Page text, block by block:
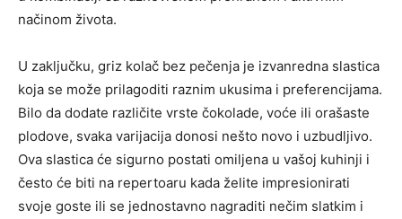
načinom života.
U zaključku, griz kolač bez pečenja je izvanredna slastica
koja se može prilagoditi raznim ukusima i preferencijama.
Bilo da dodate različite vrste čokolade, voće ili orašaste
plodove, svaka varijacija donosi nešto novo i uzbudljivo.
Ova slastica će sigurno postati omiljena u vašoj kuhinji i
često će biti na repertoaru kada želite impresionirati
svoje goste ili se jednostavno nagraditi nečim slatkim i